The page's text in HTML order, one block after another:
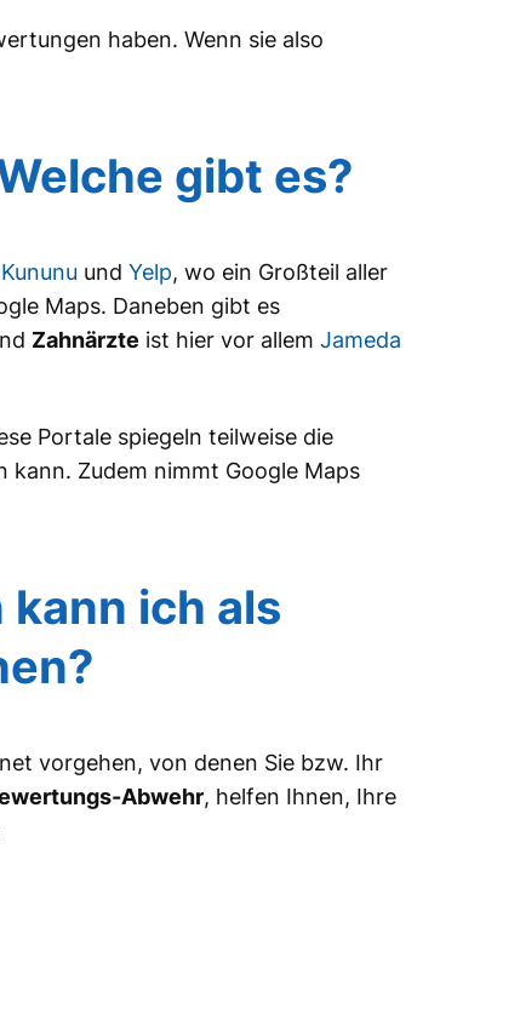
haben. Wenn sie also
gibt es?
Kununu und Yelp, wo ein Großteil aller
Maps. Daneben gibt es
Zahnärzte ist hier vor allem Jameda
Portale spiegeln teilweise die
Zudem nimmt Google Maps
ich als
vorgehen, von denen Sie bzw. Ihr
Abwehr, helfen Ihnen, Ihre